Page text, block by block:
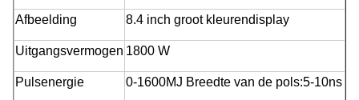
Afbeelding 8.4 inch groot kleurendisplay
Uitgangsvermogen 1800 W
Pulsenergie 0-1600MJ Breedte van de pols:5-10ns